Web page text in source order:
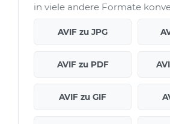
in viele andere Formate
AVIF zu JPG
AVIF zu PDF
AVIF zu GIF